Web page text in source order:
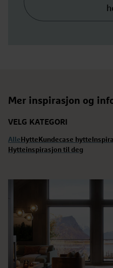
Mer inspirasjon og
VELG KATEGORI
Alle Hytte Kundecase hytte
Hytteinspirasjon til deg